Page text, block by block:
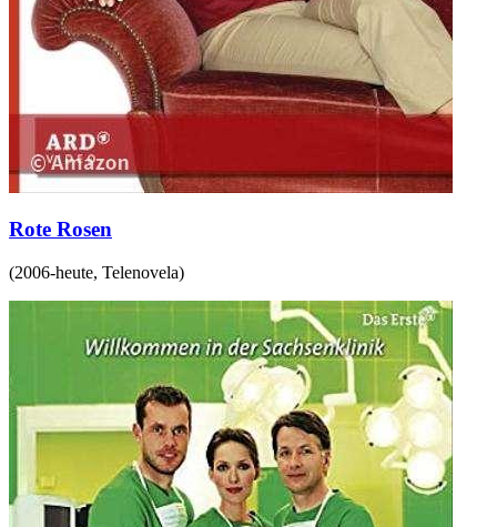
Rote Rosen
(2006-heute, Telenovela)